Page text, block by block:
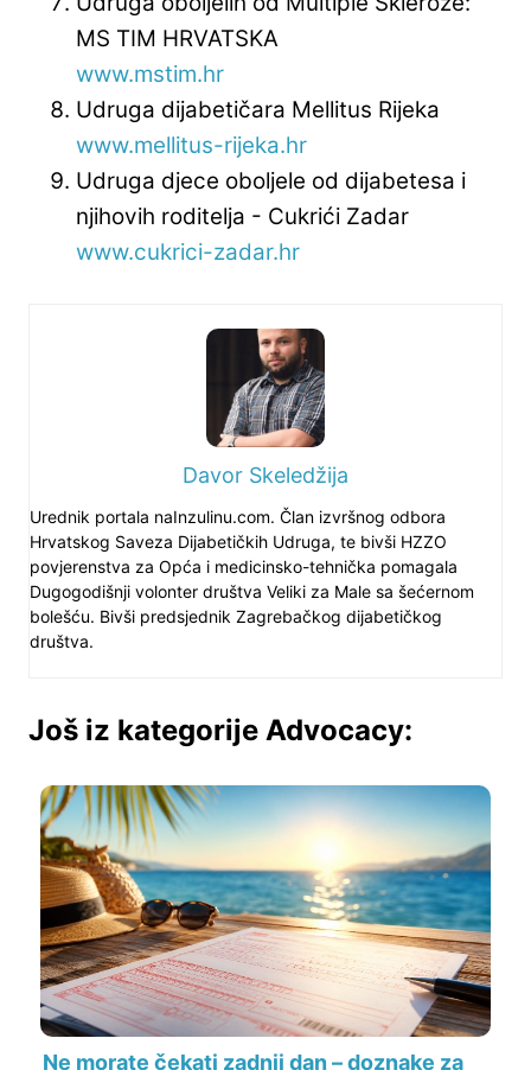
MS TIM HRVATSKA
www.mstim.hr
Udruga dijabetičara Mellitus Rijeka
www.mellitus-rijeka.hr
Udruga djece oboljele od dijabetesa i
njihovih roditelja - Cukrići Zadar
www.cukrici-zadar.hr
Davor Skeledžija
Urednik portala naInzulinu.com. Član izvršnog odbora
Hrvatskog Saveza Dijabetičkih Udruga, te bivši HZZO
povjerenstva za Opća i medicinsko-tehnička pomagala
Dugogodišnji volonter društva Veliki za Male sa šećernom
bolešću. Bivši predsjednik Zagrebačkog dijabetičkog
društva.
Još iz kategorije Advocacy:
Ne morate čekati zadnji dan – doznake za